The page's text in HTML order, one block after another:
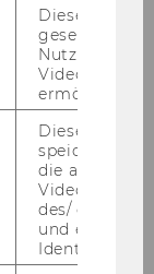
de­ve­lo­p­
after a pe­
the WU
of
li­mi­ted to
than six
any de­ve­lo­
can be
Dieser
gesetzt, um
Nutzung des
Videoplayers
ermöglichen
Dieses Cookie
speichert
die aktuellen
des/ der
und einen